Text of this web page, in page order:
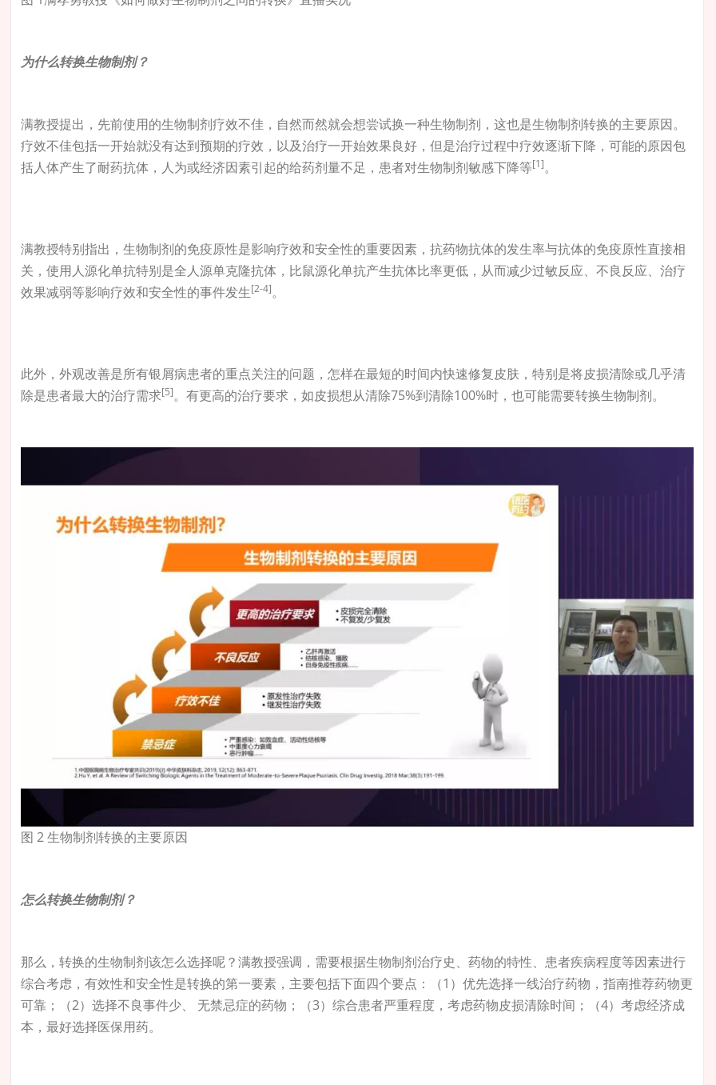
为什么转换生物制剂？
满教授提出，先前使用的生物制剂疗效不佳，自然而然就会想尝试换一种生物制剂，这也是生物制剂转换的主要原因。
疗效不佳包括一开始就没有达到预期的疗效，以及治疗一开始效果良好，但是治疗过程中疗效逐渐下降，可能的原因包
括人体产生了耐药抗体，人为或经济因素引起的给药剂量不足，患者对生物制剂敏感下降等[1]。
满教授特别指出，生物制剂的免疫原性是影响疗效和安全性的重要因素，抗药物抗体的发生率与抗体的免疫原性直接相
关，使用人源化单抗特别是全人源单克隆抗体，比鼠源化单抗产生抗体比率更低，从而减少过敏反应、不良反应、治疗
效果减弱等影响疗效和安全性的事件发生[2-4]。
此外，外观改善是所有银屑病患者的重点关注的问题，怎样在最短的时间内快速修复皮肤，特别是将皮损清除或几乎清
除是患者最大的治疗需求[5]。有更高的治疗要求，如皮损想从清除75%到清除100%时，也可能需要转换生物制剂。
图 2 生物制剂转换的主要原因
怎么转换生物制剂？
那么，转换的生物制剂该怎么选择呢？满教授强调，需要根据生物制剂治疗史、药物的特性、患者疾病程度等因素进行
综合考虑，有效性和安全性是转换的第一要素，主要包括下面四个要点：（1）优先选择一线治疗药物，指南推荐药物更
可靠；（2）选择不良事件少、 无禁忌症的药物；（3）综合患者严重程度，考虑药物皮损清除时间；（4）考虑经济成
本，最好选择医保用药。